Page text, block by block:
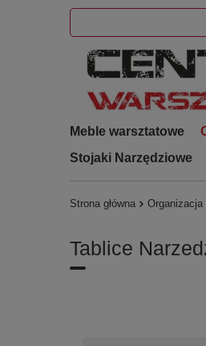
Meble warsztatowe
Stojaki Narzędziowe
Strona główna Organizacja
Tablice